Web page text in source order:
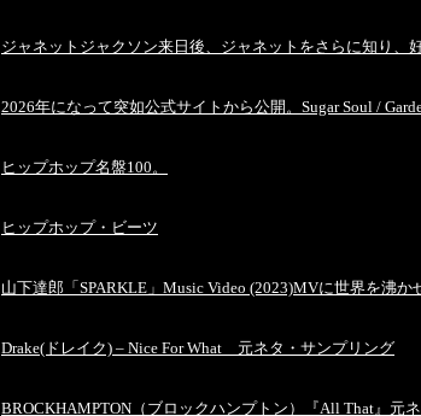
ジャネットジャクソン来日後、ジャネットをさらに知り、
2026年になって突如公式サイトから公開。Sugar Soul /
ヒップホップ名盤100。
ヒップホップ・ビーツ
山下達郎「SPARKLE」Music Video (2023)MVに世界を沸
Drake(ドレイク) – Nice For What 元ネタ・サンプリング
BROCKHAMPTON（ブロックハンプトン）『All That』元